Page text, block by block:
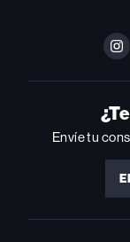
Envíe tu